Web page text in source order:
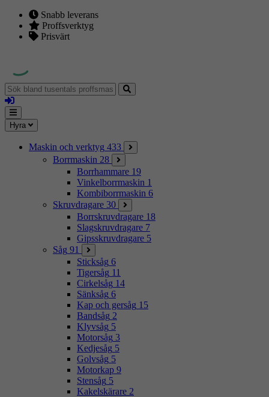
Snabb leverans
Proffsverktyg
Prisvärt
Sök
bland
tusentals
proffsmaskiner
Logga
in
Mina
sidor
Meny
Hyra
Maskin och verktyg 433
Borrmaskin 28
Borrhammare 19
Vinkelborrmaskin 1
Kombiborrmaskin 6
Skruvdragare 30
Borrskruvdragare 18
Slagskruvdragare 7
Gipsskruvdragare 5
Såg 91
Sticksåg 6
Tigersåg 11
Cirkelsåg 14
Sänksåg 6
Kap och gersåg 15
Bandsåg 2
Klyvsåg 5
Motorsåg 3
Kedjesåg 5
Golvsåg 5
Motorkap 9
Stensåg 5
Kakelskärare 2